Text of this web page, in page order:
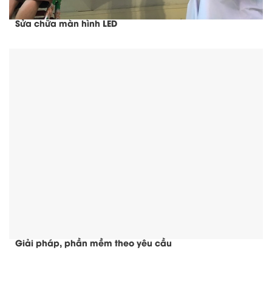
Sửa chữa màn hình LED
Giải pháp, phần mềm theo yêu cầu